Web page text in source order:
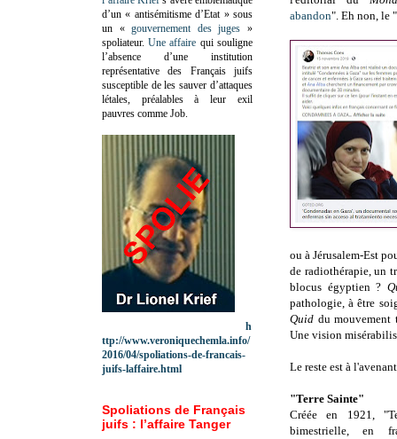
abandon". Eh non, le
ou à Jérusalem-Est
de radiothérapie, un
blocus égyptien ?
pathologie, à être
Quid du mouvement
Une vision
Le reste est à
"Terre Sainte"
Créée en 1921,
bimestrielle, en
d’un « antisémitisme d’Etat » sous
un «gouvernement des juges »
spoliateur.Une affaire qui souligne
l’absence d’une institution
représentative des Français juifs
susceptible de les sauver d’attaques
létales, préalables à leur exil
pauvres comme Job.
h
ttp://www.veroniquechemla.info/
2016/04/spoliations-de-francais-
juifs-laffaire.html
Spoliations de Français
juifs : l’affaire Tanger